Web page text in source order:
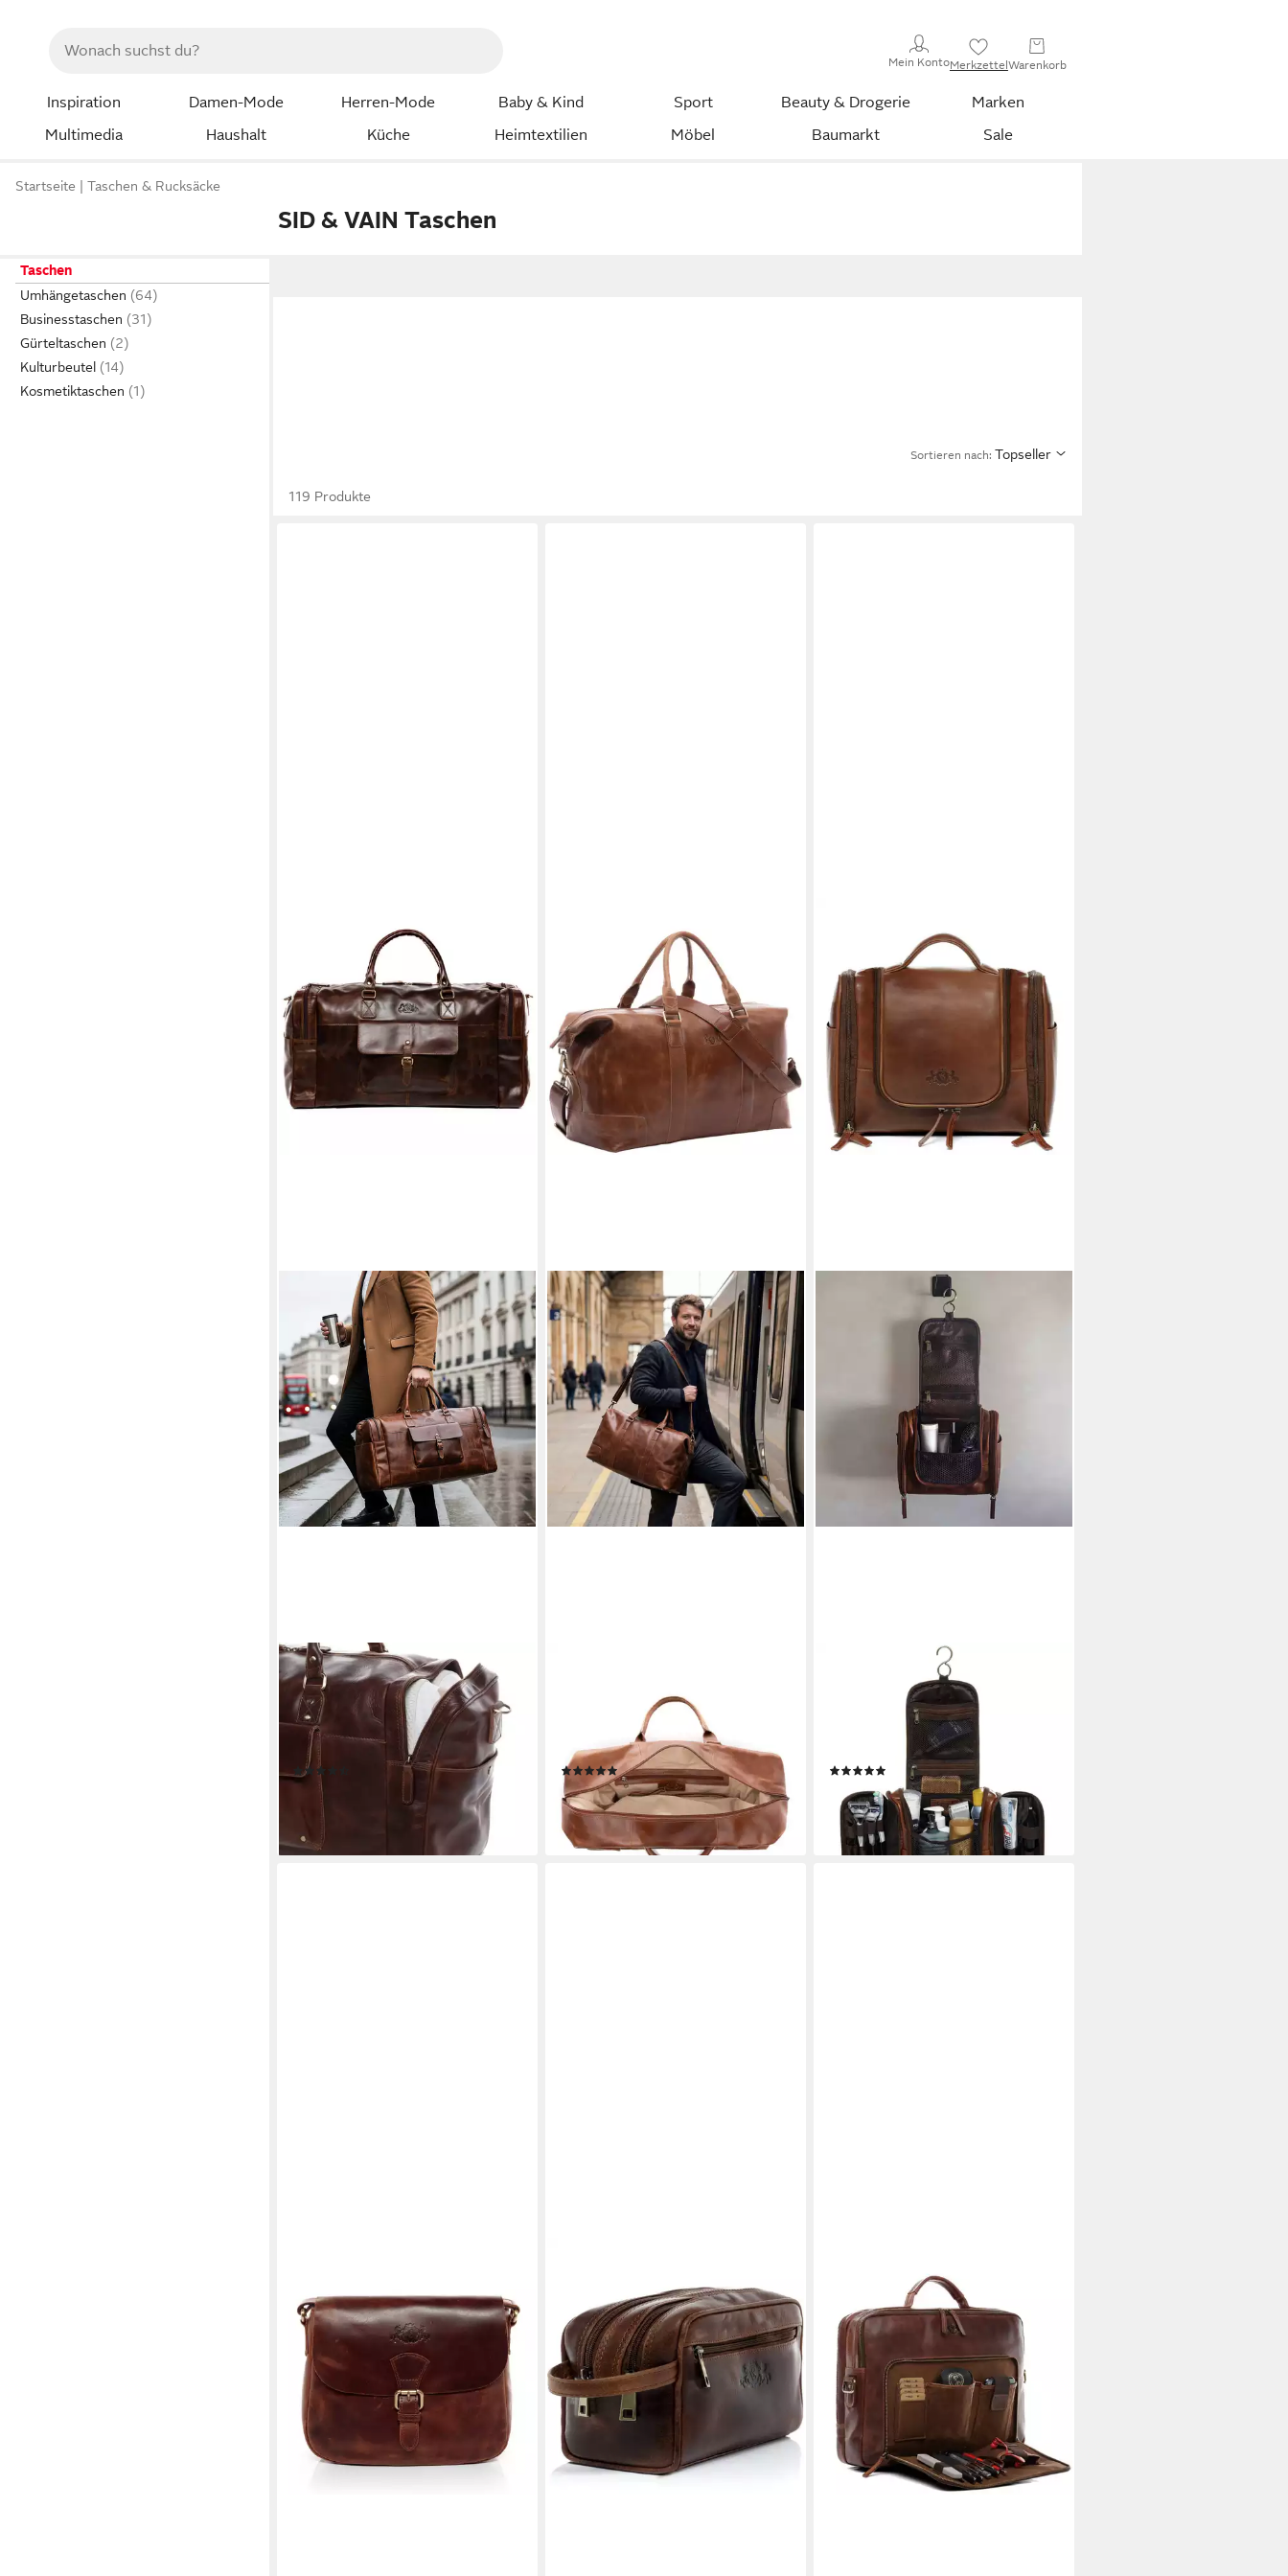
Mein KontoMerkzettelWarenkorb
Inspiration Damen-Mode Herren-Mode Baby & Kind Sport Beauty & Drogerie
Marken
Multimedia
Haushalt Küche Heimtextilien Möbel Baumarkt Sale
Startseite Taschen & Rucksäcke
SID & VAIN Taschen
Taschen
Umhängetaschen
Businesstaschen
Gürteltaschen
Kulturbeutel
Kosmetiktaschen
Sortieren nach: Topseller
119 Produkte
SID & VAIN
Reisetasche YALE Weekender
Handgepäck Schuhfach echt Leder,
Reisetasche Duffle Reisegepäck
Sporttasche Herren Damen braun
149,90 € 189,90 €
lieferbar - in 2-3 Werktagen bei dir
groß hell-braun JEREMY, Echtleder
Reisegepäck für Damen & Herren,
Sporttasche XL Hellbraun
(3)
159,90 € UVP199,90 €
-20%
lieferbar - in 2-3 Werktagen bei dir
Kulturbeutel echt Leder Kulturtasche
zum Aufhängen groß hell-braun,
Waschbeutel Echtleder für Damen &
Herren, Kosmetiktasche hellbraun
69,90 € UVP99,90 €
-30%
lieferbar - in 2-3 Werktagen bei dir